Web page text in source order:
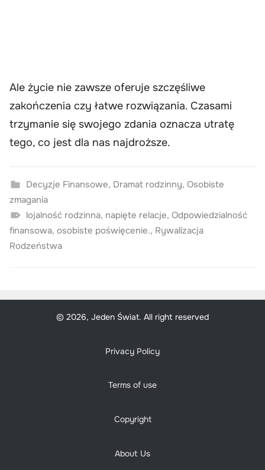
Ale życie nie zawsze oferuje szczęśliwe
zakończenia czy łatwe rozwiązania. Czasami
trzymanie się swojego zdania oznacza utratę
tego, co jest dla nas najdroższe.
Decyzje Finansowe, Dramat rodzinny, Osobiste
zmagania
lojalność rodzinna, napięte relacje, Odpowiedzialność
finansowa, osobiste poświęcenie., Rywalizacja
Rodzeństwa
© 2026, Jeden Świat. All right reserved
Privacy Policy
Terms of use
Copyright
About Us